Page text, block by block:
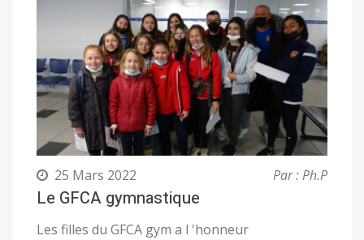
25 Mars 2022 Par : Ph.P
Le GFCA gymnastique
Les filles du GFCA gym a l 'honneur